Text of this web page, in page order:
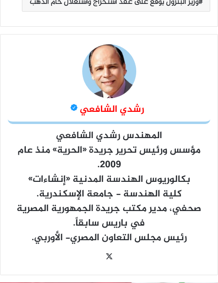
رشدي الشافعي
المهندس رشدي الشافعي
مؤسس ورئيس تحرير جريدة«الحرية»منذ عام
2009.
بكالوريوس الهندسة المدنية «إنشاءات»
كلية الهندسة - جامعة الإسكندرية.
صحفي، مدير مكتب جريدة الجمهورية المصرية
في باريس سابقاً.
رئيس مجلس التعاون المصري- الأوربي.